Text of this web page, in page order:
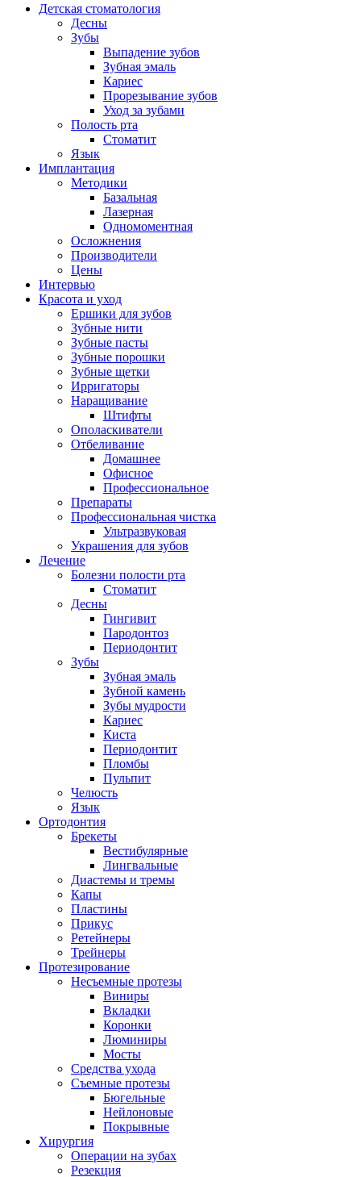
Детская стоматология
Десны
Зубы
Выпадение зубов
Зубная эмаль
Кариес
Прорезывание зубов
Уход за зубами
Полость рта
Стоматит
Язык
Имплантация
Методики
Базальная
Лазерная
Одномоментная
Осложнения
Производители
Цены
Интервью
Красота и уход
Ершики для зубов
Зубные нити
Зубные пасты
Зубные порошки
Зубные щетки
Ирригаторы
Наращивание
Штифты
Ополаскиватели
Отбеливание
Домашнее
Офисное
Профессиональное
Препараты
Профессиональная чистка
Ультразвуковая
Украшения для зубов
Лечение
Болезни полости рта
Стоматит
Десны
Гингивит
Пародонтоз
Периодонтит
Зубы
Зубная эмаль
Зубной камень
Зубы мудрости
Кариес
Киста
Периодонтит
Пломбы
Пульпит
Челюсть
Язык
Ортодонтия
Брекеты
Вестибулярные
Лингвальные
Диастемы и тремы
Капы
Пластины
Прикус
Ретейнеры
Трейнеры
Протезирование
Несъемные протезы
Виниры
Вкладки
Коронки
Люминиры
Мосты
Средства ухода
Съемные протезы
Бюгельные
Нейлоновые
Покрывные
Хирургия
Операции на зубах
Резекция